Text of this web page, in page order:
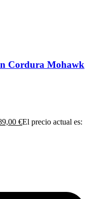
Cordura Mohawk
€El precio actual es: